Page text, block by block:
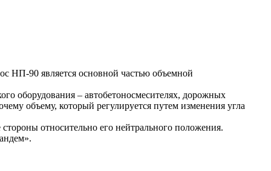
НП-90 является основной частью объемной
оборудования – автобетоносмесителях, дорожных
объему, который регулируется путем изменения угла
относительно его нейтрального положения.